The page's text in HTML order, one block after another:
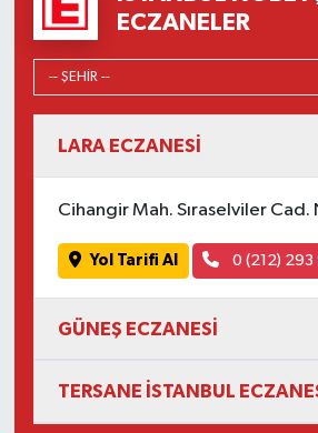
ECZANELER
LARA ECZANESİ
Cihangir Mah. Sıraselviler
Yol Tarifi Al 0 (212) 293
GÜNEŞ ECZANESİ
TERSANE İSTANBUL